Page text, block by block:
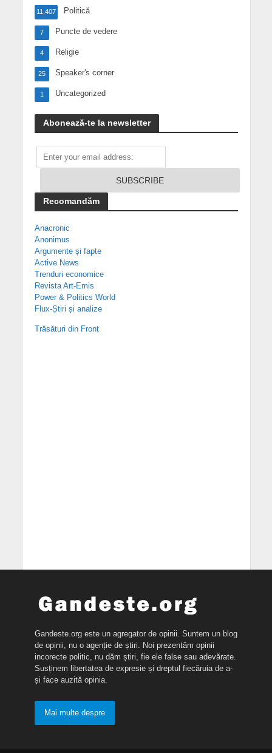
Politică
11,407
Puncte de vedere
7
Religie
4
Speaker's corner
25
Uncategorized
1
Abonează-te la newsletter
Recomandăm
Anacronic
Anonimus
Argumente și fapte
Active News
Trenduri economice
Revista Art-Emis
Power & Politics World
Flux-Știri și analize
Trăsături din Front
Gandeste.org este un agregator de opinii. Suntem un blog
de opinii, nu o agenție de știri. Noi prezentăm opinii
incorecte politic, nu dăm știri, fie ele false sau adevărate.
Susținem libertatea de expresie și dreptul fiecăruia de a-
și face auzită opinia.
Mai multe despre